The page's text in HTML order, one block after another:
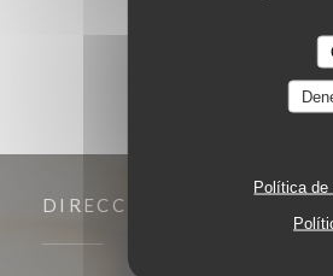
Política de
DIRECCIÓN